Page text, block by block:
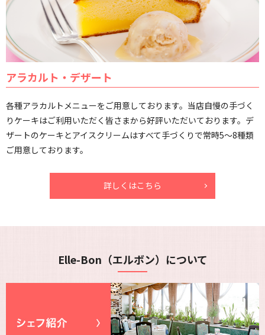
アラカルト・デザート
各種アラカルトメニューをご用意しております。当店自慢の手づく
りケーキはご利用いただく皆さまから好評いただいております。デ
ザートのケーキとアイスクリームはすべて手づくりで常時5～8種類
ご用意しております。
詳しくはこちら
Elle-Bon（エルボン）について